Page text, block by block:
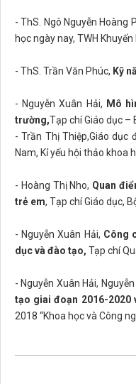
- ThS. Ngô Nguyễn Hoàng
học ngày nay, TWH
- ThS. Trần Văn Phúc, Kỹ
- Nguyễn Xuân Hải, Mô
trường,Tạp chí Giáo dục –
- Trần Thị Thiệp,Giáo
Nam, Kỉ yếu hội thảo khoa
- Hoàng Thị Nho, Quan
trẻ em, Tạp chí Giáo dục,
- Nguyễn Xuân Hải, Công
dục và đào tạo, Tạp chí
- Nguyễn Xuân Hải,
tạo giai đoạn 2016-2020
2018 “Khoa học và Công